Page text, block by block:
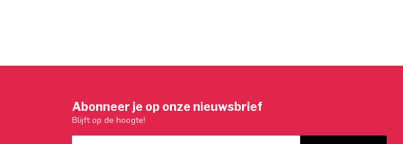
Abonneer je op onze nieuwsbrief
Blijft op de hoogte!